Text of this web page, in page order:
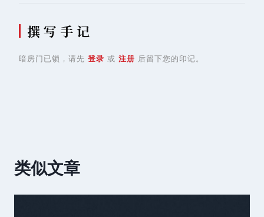
撰 写 手 记
暗房门已锁，请先 登录 或 注册 后留下您的印记。
类似文章